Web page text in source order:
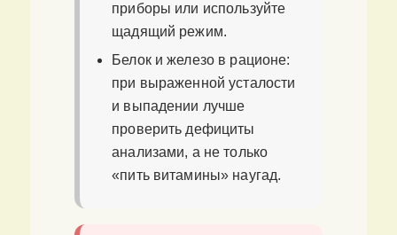
приборы или используйте
щадящий режим.
Белок и железо в рационе:
при выраженной усталости
и выпадении лучше
проверить дефициты
анализами, а не только
«пить витамины» наугад.